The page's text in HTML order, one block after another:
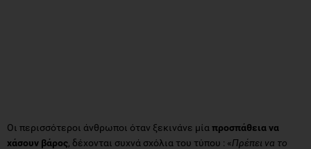
Οι περισσότεροι άνθρωποι όταν ξεκινάνε μία προσπάθεια να
χάσουν βάρος, δέχονται συχνά σχόλια του τύπου : «Πρέπει να το